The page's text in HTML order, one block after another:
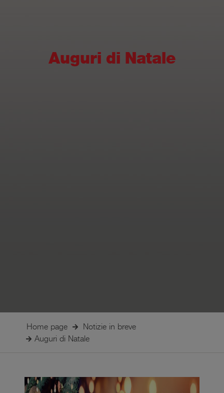
Auguri di Natale
Home page
Notizie in breve
Auguri di Natale